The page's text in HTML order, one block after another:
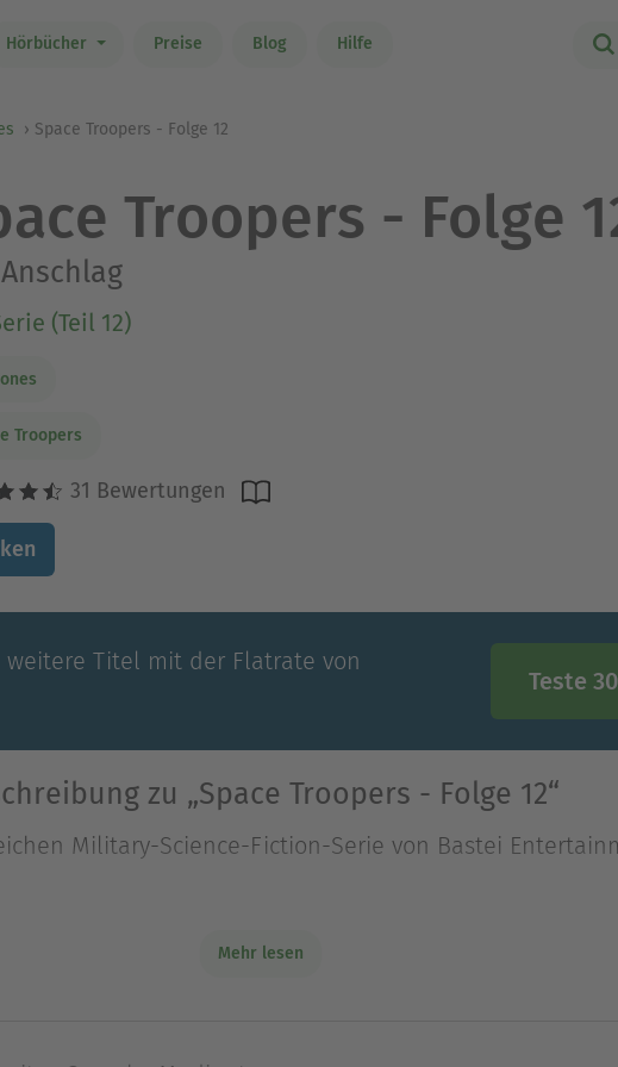
Hörbücher Preise Blog Hilfe
Space Troopers - Folge 12
Troopers - Folge
(Teil 12)
Troopers
31 Bewertungen
weitere Titel mit der Flatrate von
Teste
zu „Space Troopers - Folge 12“
Military-Science-Fiction-Serie von Bastei
kommt es zu heMehr lesen